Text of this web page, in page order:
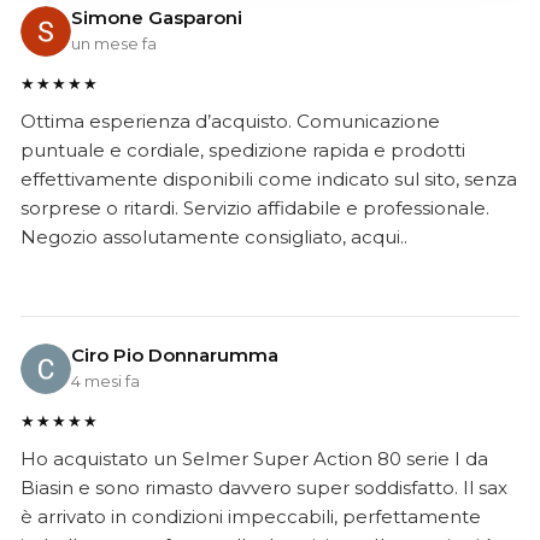
Simone Gasparoni
un mese fa
★★★★★
Ottima esperienza d’acquisto. Comunicazione
puntuale e cordiale, spedizione rapida e prodotti
effettivamente disponibili come indicato sul sito, senza
sorprese o ritardi. Servizio affidabile e professionale.
Negozio assolutamente consigliato, acqui..
Ciro Pio Donnarumma
4 mesi fa
★★★★★
Ho acquistato un Selmer Super Action 80 serie I da
Biasin e sono rimasto davvero super soddisfatto. Il sax
è arrivato in condizioni impeccabili, perfettamente